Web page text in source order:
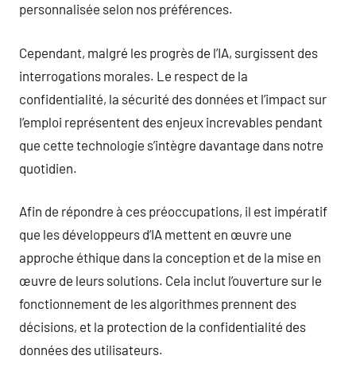
personnalisée selon nos préférences.
Cependant, malgré les progrès de l’IA, surgissent des
interrogations morales. Le respect de la
confidentialité, la sécurité des données et l’impact sur
l’emploi représentent des enjeux increvables pendant
que cette technologie s’intègre davantage dans notre
quotidien.
Afin de répondre à ces préoccupations, il est impératif
que les développeurs d’IA mettent en œuvre une
approche éthique dans la conception et de la mise en
œuvre de leurs solutions. Cela inclut l’ouverture sur le
fonctionnement de les algorithmes prennent des
décisions, et la protection de la confidentialité des
données des utilisateurs.